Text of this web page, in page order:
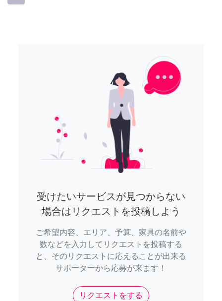
受けたいサービスが見つからない
場合はリクエストを投稿しよう
ご希望内容、エリア、予算、家具の名前や
数などを入力してリクエストを投稿する
と、そのリクエストに応えることが出来る
サポーターから応募が来ます！
リクエストをする